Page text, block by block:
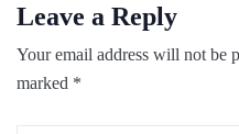
Leave a Reply
Your email address will not be
marked *